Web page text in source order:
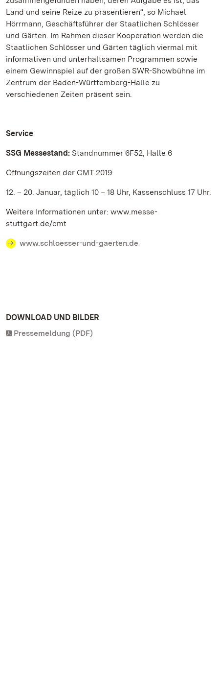
Land und seine Reize zu präsentieren“, so Michael
Hörrmann, Geschäftsführer der Staatlichen Schlösser
und Gärten. Im Rahmen dieser Kooperation werden die
Staatlichen Schlösser und Gärten täglich viermal mit
informativen und unterhaltsamen Programmen sowie
einem Gewinnspiel auf der großen SWR-Showbühne im
Zentrum der Baden-Württemberg-Halle zu
verschiedenen Zeiten präsent sein.
Service
SSG Messestand: Standnummer 6F52, Halle 6
Öffnungszeiten der CMT 2019:
12. – 20. Januar, täglich 10 – 18 Uhr, Kassenschluss 17 Uhr.
Weitere Informationen unter: www.messe-
stuttgart.de/cmt
www.schloesser-und-gaerten.de
DOWNLOAD UND BILDER
Pressemeldung (PDF)